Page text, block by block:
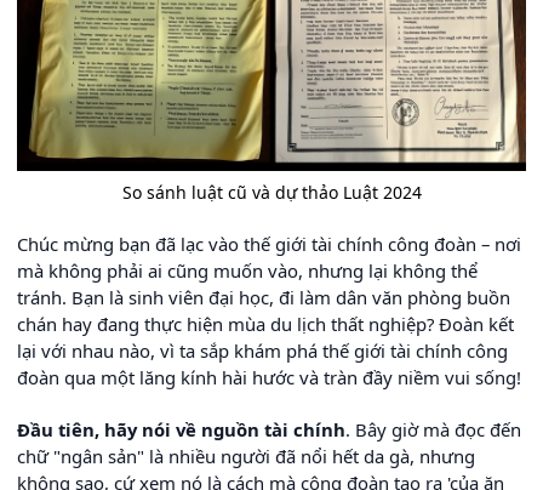
So sánh luật cũ và dự thảo Luật 2024
Chúc mừng bạn đã lạc vào thế giới tài chính công đoàn – nơi
mà không phải ai cũng muốn vào, nhưng lại không thể
tránh. Bạn là sinh viên đại học, đi làm dân văn phòng buồn
chán hay đang thực hiện mùa du lịch thất nghiệp? Đoàn kết
lại với nhau nào, vì ta sắp khám phá thế giới tài chính công
đoàn qua một lăng kính hài hước và tràn đầy niềm vui sống!
Đầu tiên, hãy nói về nguồn tài chính. Bây giờ mà đọc đến
chữ "ngân sản" là nhiều người đã nổi hết da gà, nhưng
không sao, cứ xem nó là cách mà công đoàn tạo ra 'của ăn